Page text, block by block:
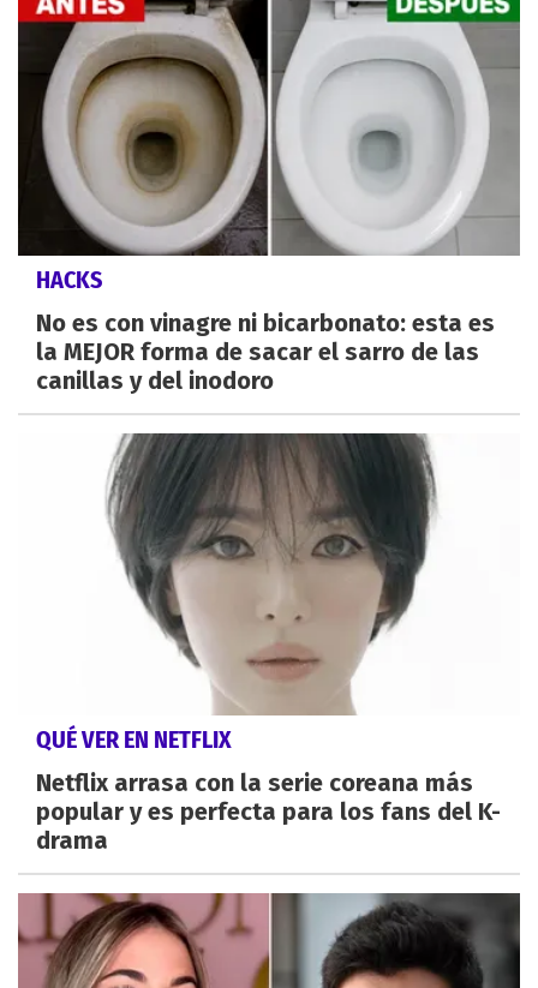
HACKS
No es con vinagre ni bicarbonato: esta es
la MEJOR forma de sacar el sarro de las
canillas y del inodoro
QUÉ VER EN NETFLIX
Netflix arrasa con la serie coreana más
popular y es perfecta para los fans del K-
drama